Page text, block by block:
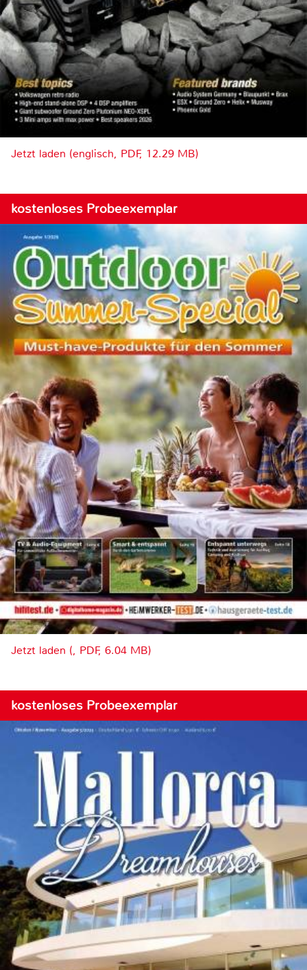
Jetzt laden (englisch, PDF, 12.29 MB)
kostenloses Probeexemplar
Jetzt laden (, PDF, 6.04 MB)
kostenloses Probeexemplar